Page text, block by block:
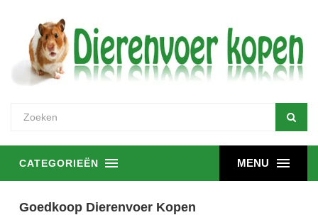
MENU
CATEGORIEËN
Goedkoop Dierenvoer Kopen